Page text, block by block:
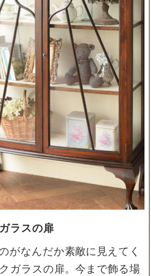
ラスの扉
がなんだか素敵に見えてく
ガラスの扉。今まで飾る場